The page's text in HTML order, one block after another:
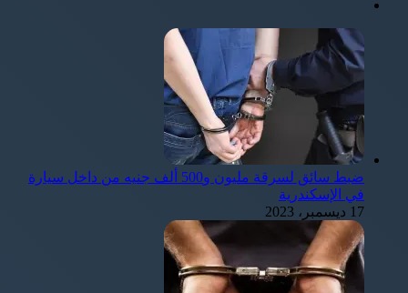
ضبط سائق لسرقة مليون و500 ألف جنيه من داخل سيارة
في الإسكندرية
17 ديسمبر، 2023